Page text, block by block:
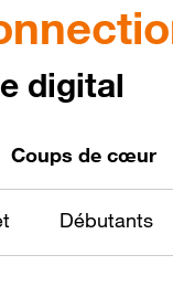
digital
Coups de cœur
Débutants